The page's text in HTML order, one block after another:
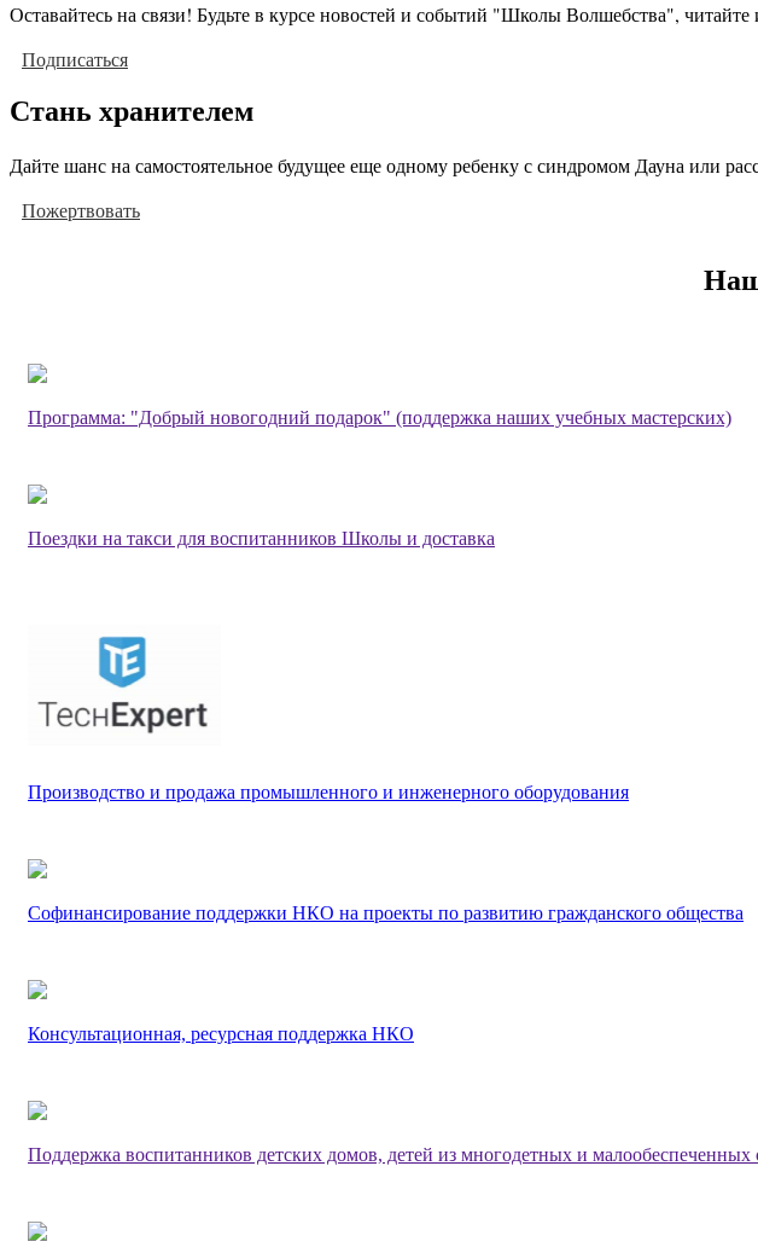
Оставайтесь на связи! Будьте в курсе новостей и событий "Школы Волшебства",
Подписаться
Стань хранителем
Дайте шанс на самостоятельное будущее еще одному ребенку с синдромом Дауна или
Пожертвовать
Программа: "Добрый новогодний подарок" (поддержка наших учебных мастерских)
Поездки на такси для воспитанников Школы и доставка
Производство и продажа промышленного и инженерного оборудования
Софинансирование поддержки НКО на проекты по развитию гражданского общества
Консультационная, ресурсная поддержка НКО
Поддержка воспитанников детских домов, детей из многодетных и малообеспеченных